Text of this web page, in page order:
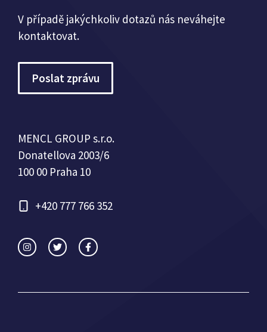
V případě jakýchkoliv dotazů nás neváhejte
kontaktovat.
Poslat zprávu
MENCL GROUP s.r.o.
Donatellova 2003/6
100 00 Praha 10
+420 777 766 352